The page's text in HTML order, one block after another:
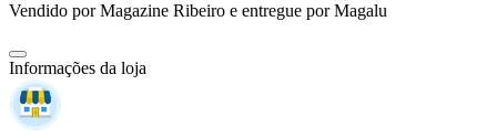
Vendido porMagazine Ribeiro e entregue por Magalu
Informações da loja